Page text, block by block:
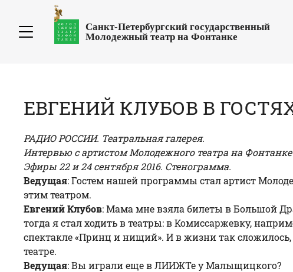
Санкт-Петербургский государственный
Молодежный театр на Фонтанке
ЕВГЕНИЙ КЛУБОВ В
РАДИО РОССИИ. Театральная галерея.
Интервью с артистом Молодежного театра на
Эфиры 22 и 24 сентября 2016. Стенограмма.
Ведущая: Гостем нашей программы стал артист
этим театром.
Евгений Клубов: Мама мне взяла билеты в Большой
тогда я стал ходить в театры: в Комиссаржевку,
спектакле «Принц и нищий». И в жизни так
театре.
Ведущая: Вы играли еще в ЛИИЖТе у Малыщицкого?